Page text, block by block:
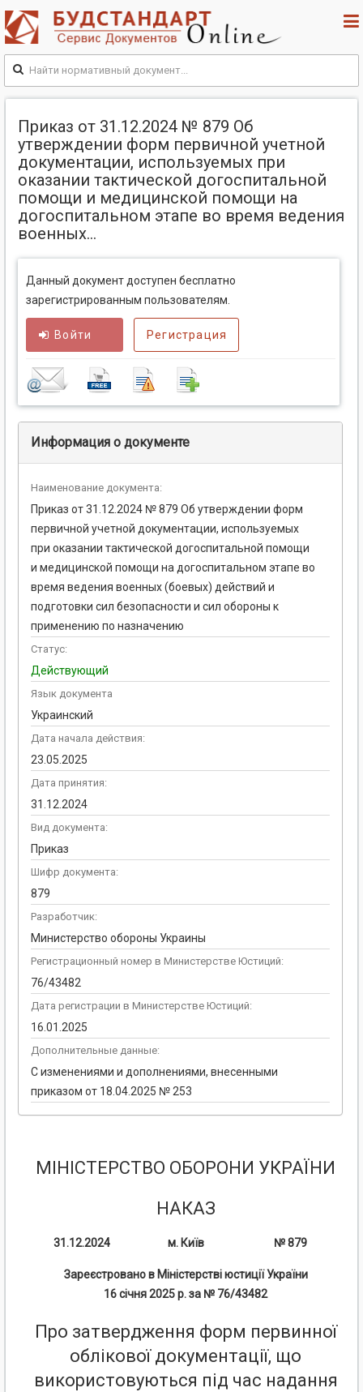
Приказ от 31.12.2024 № 879 Об
утверждении форм первичной учетной
документации, используемых при
оказании тактической догоспитальной
помощи и медицинской помощи на
догоспитальном этапе во время ведения
военных...
Данный документ доступен бесплатно
зарегистрированным пользователям.
Войти Регистрация
Информация о документе
Наименование документа:
Приказ от 31.12.2024 № 879 Об утверждении форм
первичной учетной документации, используемых
при оказании тактической догоспитальной помощи
и медицинской помощи на догоспитальном этапе во
время ведения военных (боевых) действий и
подготовки сил безопасности и сил обороны к
применению по назначению
Статус:
Действующий
Язык документа
Украинский
Дата начала действия:
23.05.2025
Дата принятия:
31.12.2024
Вид документа:
Приказ
Шифр документа:
879
Разработчик:
Министерство обороны Украины
Регистрационный номер в Министерстве Юстиций:
76/43482
Дата регистрации в Министерстве Юстиций:
16.01.2025
Дополнительные данные:
С изменениями и дополнениями, внесенными
приказом от 18.04.2025 № 253
МІНІСТЕРСТВО ОБОРОНИ УКРАЇНИ
НАКАЗ
31.12.2024 м. Київ № 879
Зареєстровано в Міністерстві юстиції України
16 січня 2025 р. за № 76/43482
Про затвердження форм первинної
облікової документації, що
використовуються під час надання